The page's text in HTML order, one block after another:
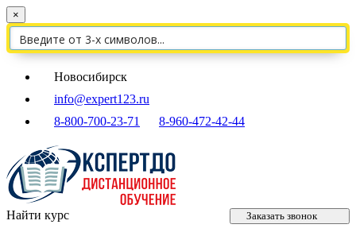
×
Новосибирск
info@expert123.ru
8-800-700-23-71
8-960-472-42-44
Найти курс Заказать звонок